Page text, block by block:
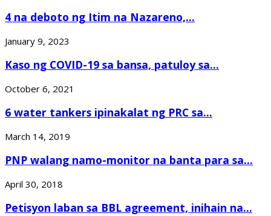
4 na deboto ng Itim na Nazareno,...
January 9, 2023
Kaso ng COVID-19 sa bansa, patuloy sa...
October 6, 2021
6 water tankers ipinakalat ng PRC sa...
March 14, 2019
PNP walang namo-monitor na banta para sa...
April 30, 2018
Petisyon laban sa BBL agreement, inihain na...